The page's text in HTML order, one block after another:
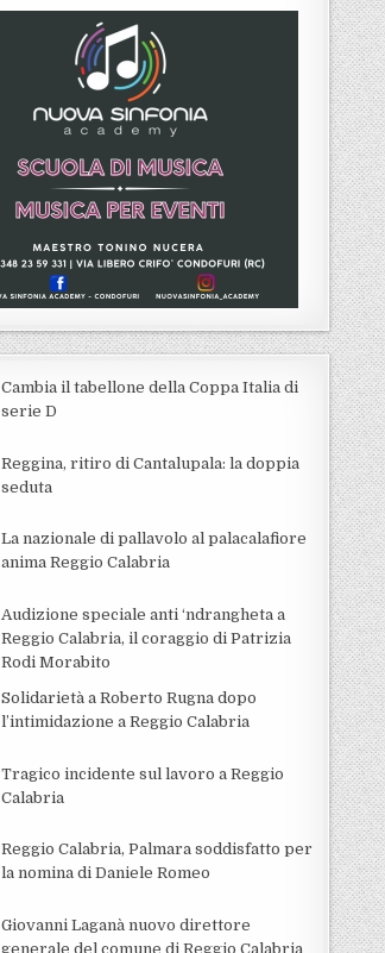
Cambia il tabellone della Coppa Italia di
serie D
Reggina, ritiro di Cantalupala: la doppia
seduta
La nazionale di pallavolo al palacalafiore
anima Reggio Calabria
Audizione speciale anti ‘ndrangheta a
Reggio Calabria, il coraggio di Patrizia
Rodi Morabito
Solidarietà a Roberto Rugna dopo
l’intimidazione a Reggio Calabria
Tragico incidente sul lavoro a Reggio
Calabria
Reggio Calabria, Palmara soddisfatto per
la nomina di Daniele Romeo
Giovanni Laganà nuovo direttore
generale del comune di Reggio Calabria